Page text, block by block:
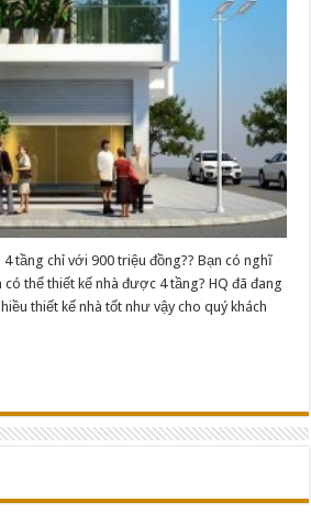
tầng chỉ với 900 triệu đồng?? Bạn có nghĩ
thể thiết kế nhà được 4 tầng? HQ đã đang
thiết kế nhà tốt như vậy cho quý khách